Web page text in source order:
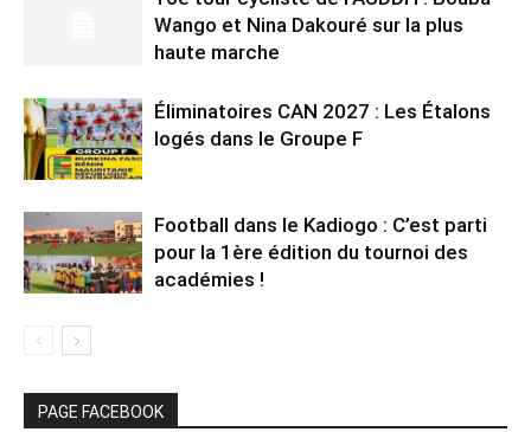
Wango et Nina Dakouré sur la plus
haute marche
Éliminatoires CAN 2027 : Les Étalons
logés dans le Groupe F
Football dans le Kadiogo : C’est parti
pour la 1ère édition du tournoi des
académies !
PAGE FACEBOOK